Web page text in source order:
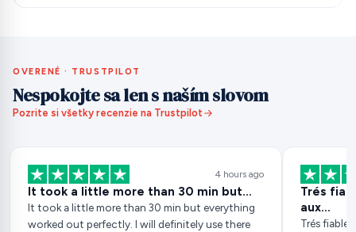
OVERENÉ · TRUSTPILOT
Nespokojte sa len s naším slovom
Pozrite si všetky recenzie na Trustpilot
4 hours ago
It took a little more than 30 min but…
It took a little more than 30 min but everything
worked out perfectly. I will definitely use there
Trés
aux…
Trés fiable